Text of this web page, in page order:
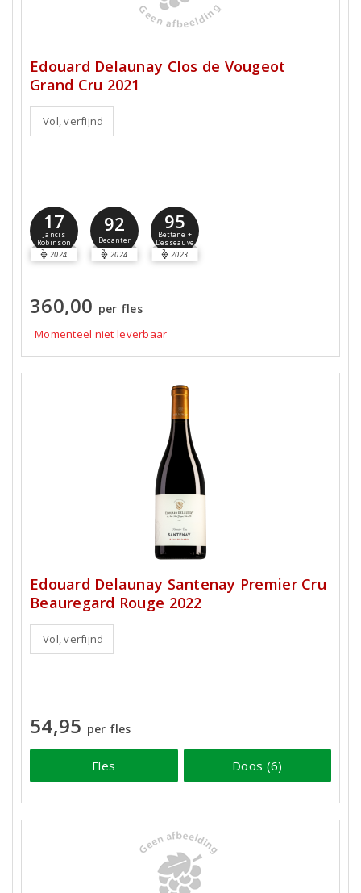
Edouard Delaunay Clos de Vougeot
Grand Cru 2021
Vol, verfijnd
17
Jancis
Robinson
2024
92
Decanter
2024
95
Bettane +
Desseauve
2023
360,00 per fles
Momenteel niet leverbaar
Edouard Delaunay Santenay Premier Cru
Beauregard Rouge 2022
Vol, verfijnd
54,95 per fles
Fles Doos (6)